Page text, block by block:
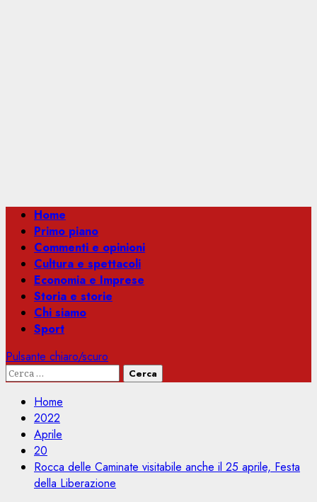
Menu
principale
Home
Primo piano
Commenti e opinioni
Cultura e spettacoli
Economia e Imprese
Storia e storie
Chi siamo
Sport
Pulsante chiaro/scuro
Ricerca
Home
2022
Aprile
20
Rocca delle Caminate visitabile anche il 25 aprile, Festa
della Liberazione